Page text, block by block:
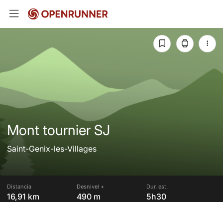
Mont tournier SJ
Saint-Genix-les-Villages
Distancia
16,91 km
Desnivel +
490 m
Dur. est.
5h30